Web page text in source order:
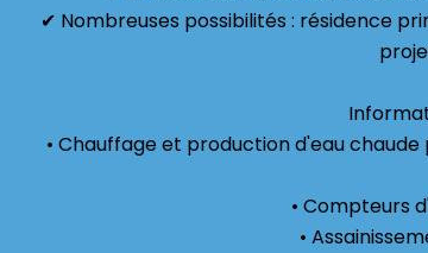
✔ Nombreuses possibilités : résidence
• Chauffage et production d'eau
• Compteurs
•